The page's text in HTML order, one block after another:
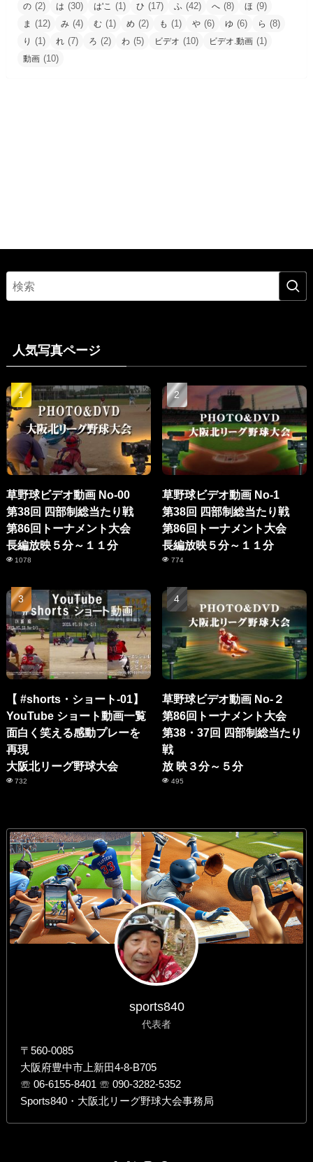
の (2) は (30) は'こ (1) ひ (17) ふ (42) へ (8) ほ (9)
ま (12) み (4) む (1) め (2) も (1) や (6) ゆ (6) ら (8)
り (1) れ (7) ろ (2) わ (5) ビデオ (10) ビデオ.動画 (1)
動画 (10)
人気写真ページ
草野球ビデオ動画 No-00
第38回 四部制総当たり戦
第86回トーナメント大会
長編放映５分～１１分
1078
草野球ビデオ動画 No-1
第38回 四部制総当たり戦
第86回トーナメント大会
長編放映５分～１１分
774
【 #shorts・ショート-01】
YouTube ショート動画一覧
面白く笑える感動プレーを
再現
大阪北リーグ野球大会
732
草野球ビデオ動画 No-２
第86回トーナメント大会
第38・37回 四部制総当たり
戦
放 映３分～５分
495
sports840
代表者
〒560-0085
大阪府豊中市上新田4-8-B705
☏ 06-6155-8401 ☏ 090-3282-5352
Sports840・大阪北リーグ野球大会事務局